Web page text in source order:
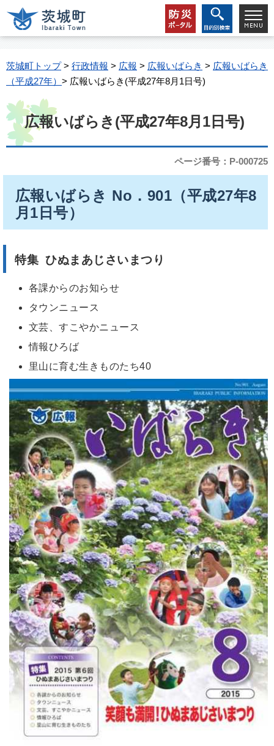
茨城町トップ> 行政情報 > 広報 > 広報いばらき > 広報いばらき
（平成27年） > 広報いばらき(平成27年8月1日号)
広報いばらき(平成27年8月1日号)
ページ番号：P-000725
広報いばらき No．901（平成27年8
月1日号）
特集 ひぬまあじさいまつり
各課からのお知らせ
タウンニュース
文芸、すこやかニュース
情報ひろば
里山に育む生きものたち40